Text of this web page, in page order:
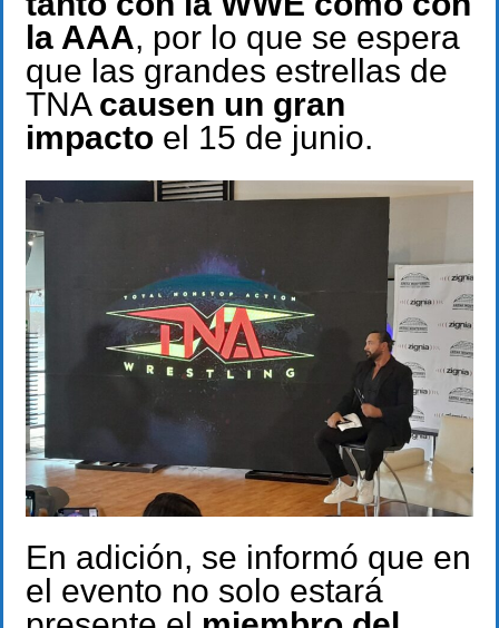
la AAA, por lo que se espera
que las grandes estrellas de
TNA causen un gran
impacto el 15 de junio.
En adición, se informó que en
el evento no solo estará